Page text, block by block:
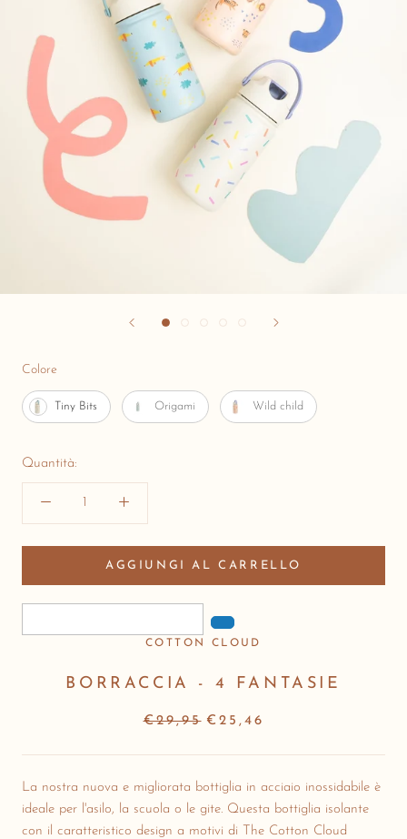
Colore
Tiny Bits Origami Wild child
Quantità:
AGGIUNGI AL CARRELLO
COTTON CLOUD
BORRACCIA - 4 FANTASIE
€29,95 €25,46
La nostra nuova e migliorata bottiglia in acciaio inossidabile è
ideale per l'asilo, la scuola o le gite. Questa bottiglia isolante
con il caratteristico design a motivi di The Cotton Cloud